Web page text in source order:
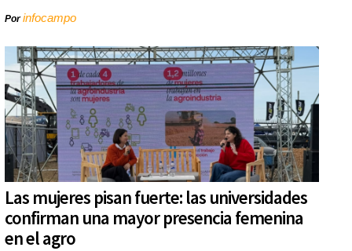
Porinfocampo
Las mujeres pisan fuerte: las universidades
confirman una mayor presencia femenina
en el agro